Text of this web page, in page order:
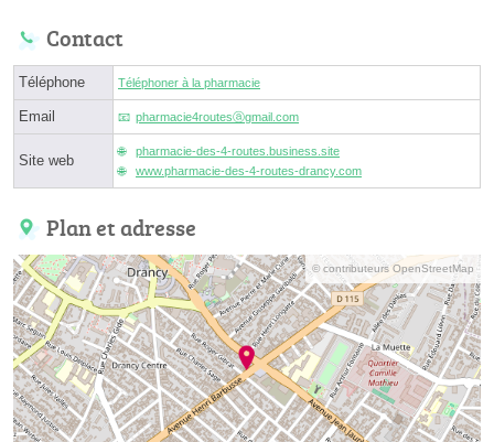
Contact
Téléphone Téléphoner à la pharmacie
Email pharmacie4routesⓐgmail.com
Site web
pharmacie-des-4-routes.business.site
www.pharmacie-des-4-routes-drancy.com
Plan et adresse
© contributeurs OpenStreetMap